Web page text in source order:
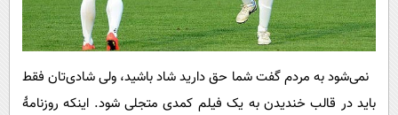
نمی‌شود به مردم گفت شما حق دارید شاد باشید، ولی شادی‌تان فقط
باید در قالب خندیدن به یک فیلم کمدی متجلی شود. اینکه روزنامۀ